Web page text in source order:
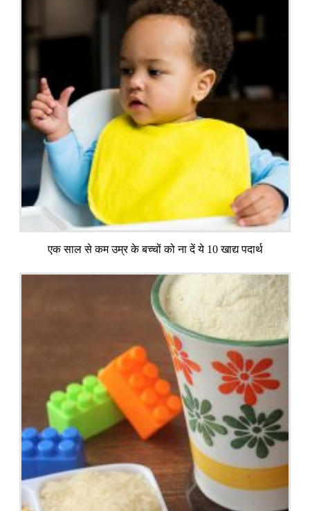
एक साल से कम उम्र के बच्चों को ना दें ये 10 खाद्य पदार्थ